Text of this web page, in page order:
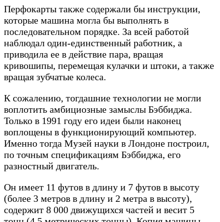
Перфокарты также содержали бы инструкции,
которые машина могла бы выполнять в
последовательном порядке. За всей работой
наблюдал один-единственный работник, а
приводила ее в действие пара, вращая
кривошипы, перемещая кулачки и штоки, а также
вращая зубчатые колеса.
К сожалению, тогдашние технологии не могли
воплотить амбициозные замыслы Бэббиджа.
Только в 1991 году его идеи были наконец
воплощены в функционирующий компьютер.
Именно тогда Музей науки в Лондоне построил,
по точным спецификациям Бэббиджа, его
разностный двигатель.
Он имеет 11 футов в длину и 7 футов в высоту
(более 3 метров в длину и 2 метра в высоту),
содержит 8 000 движущихся частей и весит 5